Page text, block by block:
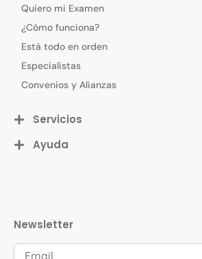
Quiero mi Examen
¿Cómo funciona?
Está todo en orden
Especialistas
Convenios y Alianzas
Servicios
Ayuda
Newsletter